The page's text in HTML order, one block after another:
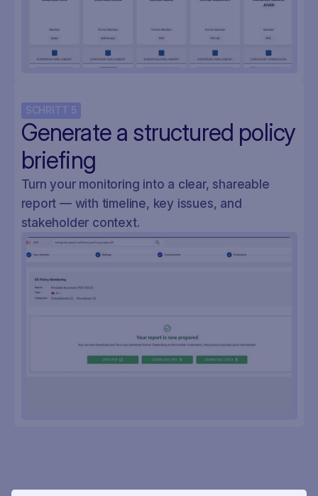
SCHRITT 5
Generate a structured policy
briefing
Turn your monitoring into a clear, shareable
report — with timeline, key issues, and
stakeholder context.